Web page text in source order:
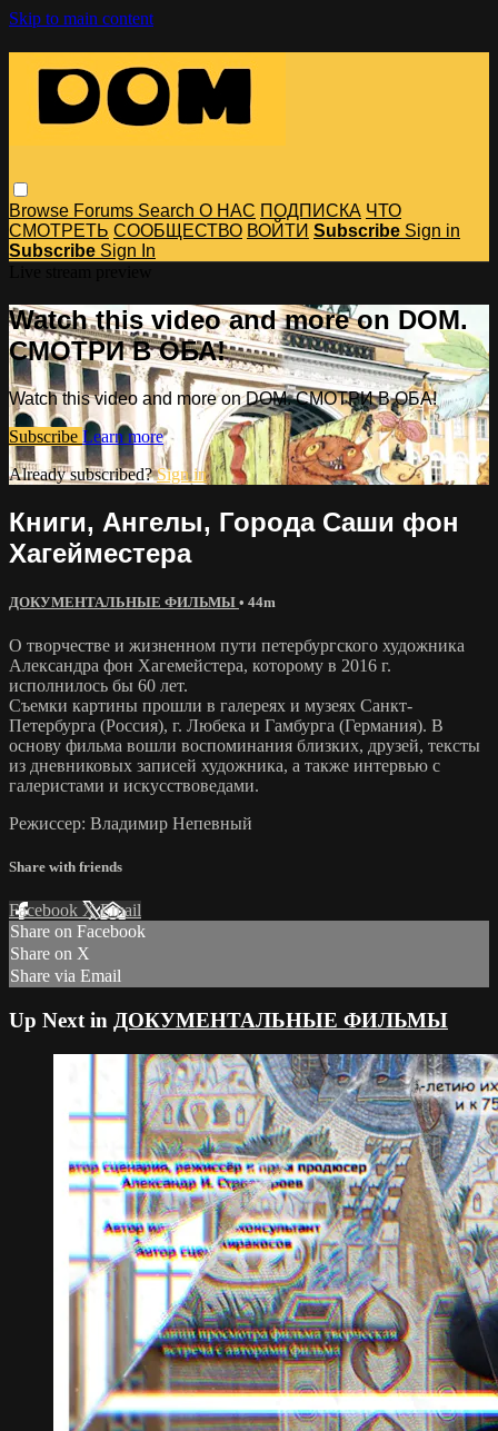
Skip to main content
Browse Forums Search О НАС ПОДПИСКА ЧТО
СМОТРЕТЬ СООБЩЕСТВО ВОЙТИ Subscribe Sign in
Subscribe Sign In
Watch this video and more on DOM.
СМОТРИ В ОБА!
Watch this video and more on DOM. СМОТРИ В ОБА!
Subscribe Learn more
Already subscribed?Sign in
Книги, Ангелы, Города Саши фон
Хагейместера
ДОКУМЕНТАЛЬНЫЕ ФИЛЬМЫ • 44m
О творчестве и жизненном пути петербургского художника
Александра фон Хагемейстера, которому в 2016 г.
исполнилось бы 60 лет.
Съемки картины прошли в галереях и музеях Санкт-
Петербурга (Россия), г. Любека и Гамбурга (Германия). В
основу фильма вошли воспоминания близких, друзей, тексты
из дневниковых записей художника, а также интервью с
галеристами и искусствоведами.
Режиссер: Владимир Непевный
Share with friends
Facebook XEmail
Share on Facebook
Share on X
Share via Email
Up Next in ДОКУМЕНТАЛЬНЫЕ ФИЛЬМЫ